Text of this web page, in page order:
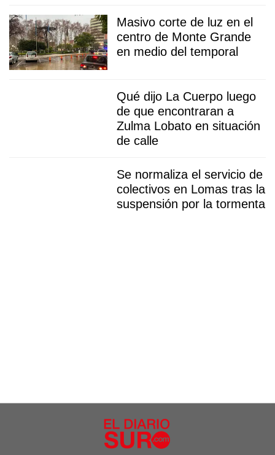
Masivo corte de luz en el
centro de Monte Grande
en medio del temporal
Qué dijo La Cuerpo luego
de que encontraran a
Zulma Lobato en situación
de calle
Se normaliza el servicio de
colectivos en Lomas tras la
suspensión por la tormenta